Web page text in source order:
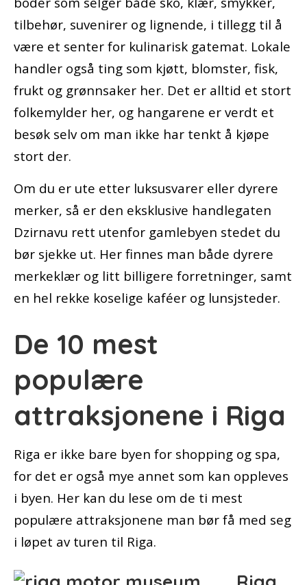
tilbehør, suvenirer og lignende, i tillegg til å
være et senter for kulinarisk gatemat. Lokale
handler også ting som kjøtt, blomster, fisk,
frukt og grønnsaker her. Det er alltid et stort
folkemylder her, og hangarene er verdt et
besøk selv om man ikke har tenkt å kjøpe
stort der.
Om du er ute etter luksusvarer eller dyrere
merker, så er den eksklusive handlegaten
Dzirnavu rett utenfor gamlebyen stedet du
bør sjekke ut. Her finnes man både dyrere
merkeklær og litt billigere forretninger, samt
en hel rekke koselige kaféer og lunsjsteder.
De 10 mest
populære
attraksjonene i Riga
Riga er ikke bare byen for shopping og spa,
for det er også mye annet som kan oppleves
i byen. Her kan du lese om de ti mest
populære attraksjonene man bør få med seg
i løpet av turen til Riga.